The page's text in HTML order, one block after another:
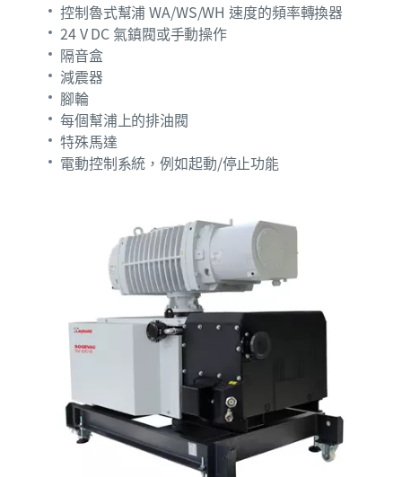
控制魯式幫浦 WA/WS/WH 速度的頻率轉換器
24 V DC 氣鎮閥或手動操作
隔音盒
減震器
腳輪
每個幫浦上的排油閥
特殊馬達
電動控制系統，例如起動/停止功能